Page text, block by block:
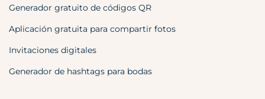
Generador gratuito de códigos QR
Aplicación gratuita para compartir fotos
Invitaciones digitales
Generador de hashtags para bodas